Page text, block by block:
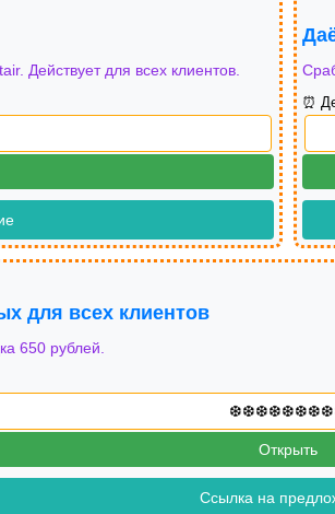
Действует для всех клиентов.
⏰
для всех клиентов
650 рублей.
Открыть
Ссылка на